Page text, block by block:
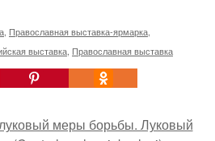
Православная выставка-ярмарка
выставка Православная выставка